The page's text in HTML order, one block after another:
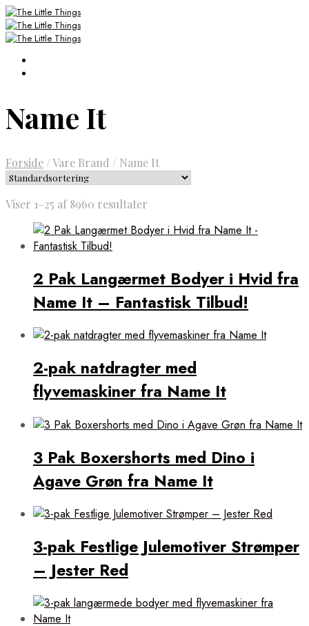
Name It
Forside /Vare Brand / Name It
Viser 1–25 af 8960 resultater
2 Pak Langærmet Bodyer i Hvid fra
Name It – Fantastisk Tilbud!
2-pak natdragter med
flyvemaskiner fra Name It
3 Pak Boxershorts med Dino i
Agave Grøn fra Name It
3-pak Festlige Julemotiver Strømper
– Jester Red